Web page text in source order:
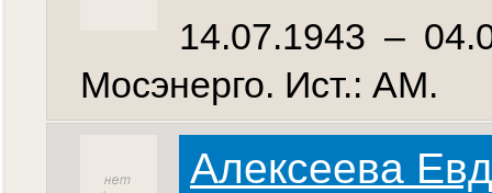
14.07.1943 –
Мосэнерго. Ист.: АМ.
Алексеева